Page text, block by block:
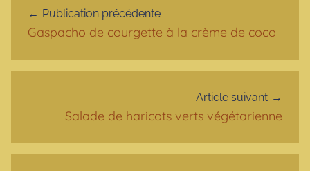
Publication précédente
Gaspacho de courgette à la crème de coco
Article suivant
Salade de haricots verts végétarienne